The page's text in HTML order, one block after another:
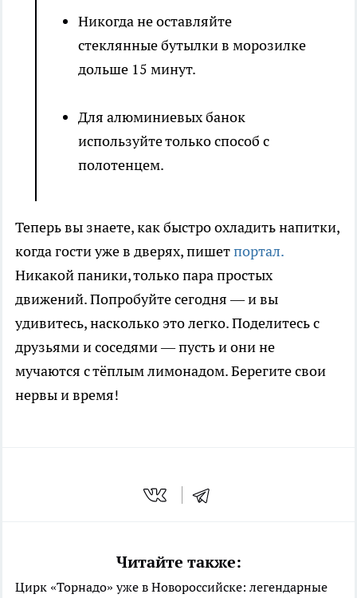
Никогда не оставляйте
стеклянные бутылки в морозилке
дольше 15 минут.
Для алюминиевых банок
используйте только способ с
полотенцем.
Теперь вы знаете, как быстро охладить напитки,
когда гости уже в дверях, пишетпортал.
Никакой паники, только пара простых
движений. Попробуйте сегодня — и вы
удивитесь, насколько это легко. Поделитесь с
друзьями и соседями — пусть и они не
мучаются с тёплым лимонадом. Берегите свои
нервы и время!
Читайте также:
Цирк «Торнадо» уже в Новороссийске: легендарные